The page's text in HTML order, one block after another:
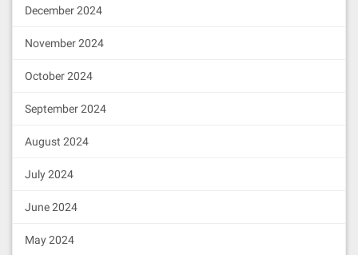
December 2024
November 2024
October 2024
September 2024
August 2024
July 2024
June 2024
May 2024